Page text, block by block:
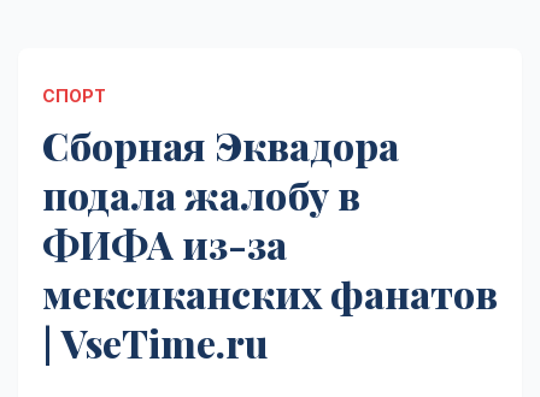
СПОРТ
Сборная Эквадора
подала жалобу в
ФИФА из-за
мексиканских фанатов
| VseTime.ru